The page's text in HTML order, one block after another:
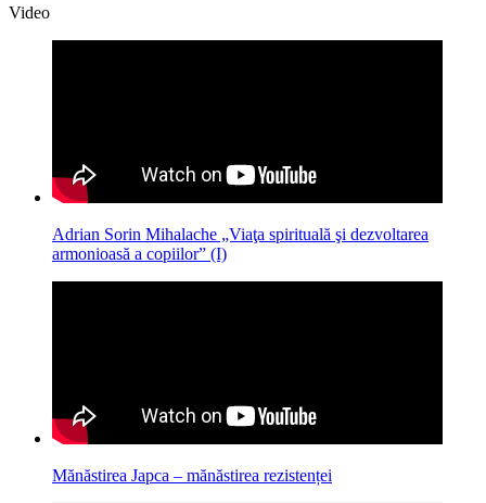
Video
Adrian Sorin Mihalache „Viaţa spirituală şi dezvoltarea
armonioasă a copiilor” (I)
Mănăstirea Japca – mănăstirea rezistenței